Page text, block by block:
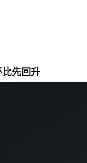
先回升